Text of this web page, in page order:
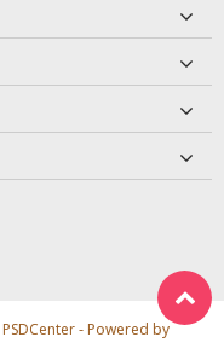
PSDCenter- Powered by